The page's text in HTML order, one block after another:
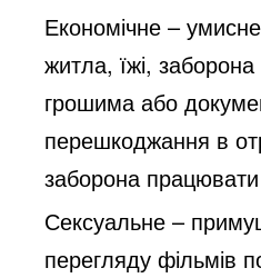
Економічне –
житла, їжі,
грошима або
перешкоджання в
заборона
Сексуальне –
перегляду фільмів